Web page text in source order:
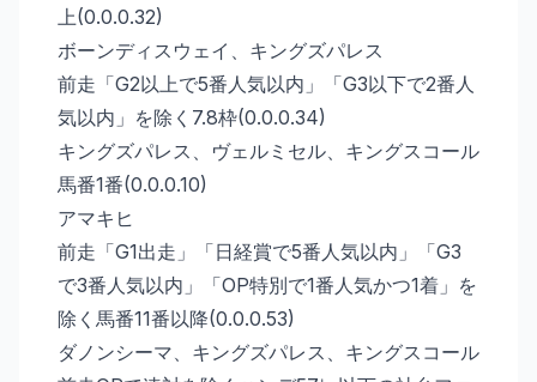
上(0.0.0.32)
ボーンディスウェイ、キングズパレス
前走「G2以上で5番人気以内」「G3以下で2番人
気以内」を除く7.8枠(0.0.0.34)
キングズパレス、ヴェルミセル、キングスコール
馬番1番(0.0.0.10)
アマキヒ
前走「G1出走」「日経賞で5番人気以内」「G3
で3番人気以内」「OP特別で1番人気かつ1着」を
除く馬番11番以降(0.0.0.53)
ダノンシーマ、キングズパレス、キングスコール